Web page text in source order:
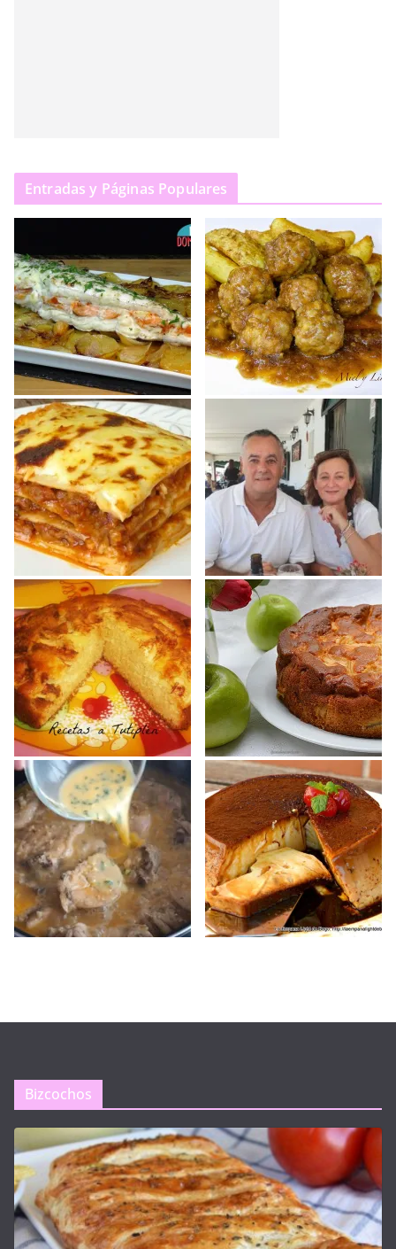
Entradas y Páginas Populares
Bizcochos